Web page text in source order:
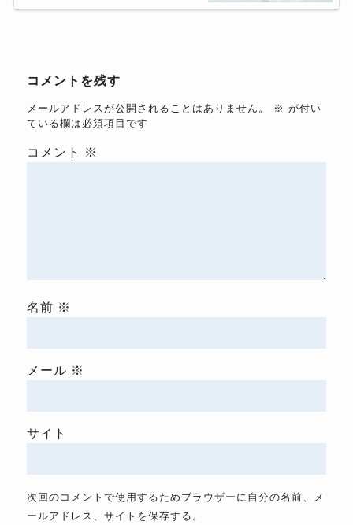
コメントを残す
メールアドレスが公開されることはありません。 ※ が付い
ている欄は必須項目です
コメント ※
名前 ※
メール ※
サイト
次回のコメントで使用するためブラウザーに自分の名前、メ
ールアドレス、サイトを保存する。